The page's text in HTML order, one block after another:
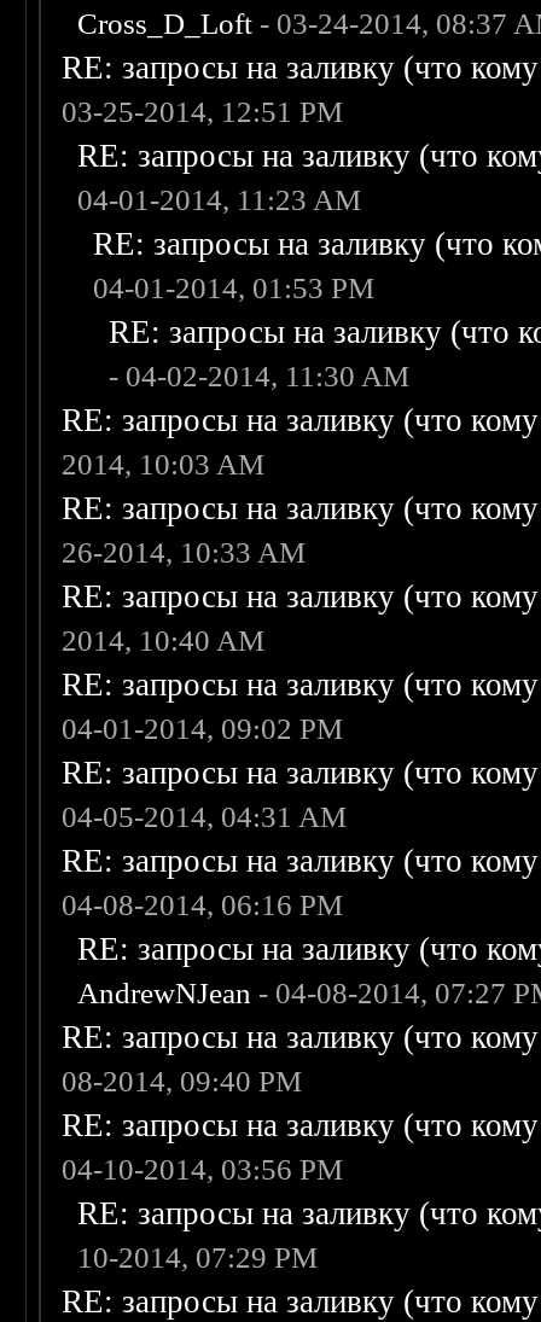
Cross_D_Loft - 03-24-2014, 08:37
RE: запросы на заливку (что
03-25-2014, 12:51 PM
RE: запросы на заливку (что
04-01-2014, 11:23 AM
RE: запросы на заливку (что
04-01-2014, 01:53 PM
RE: запросы на заливку (что
- 04-02-2014, 11:30 AM
RE: запросы на заливку (что
2014, 10:03 AM
RE: запросы на заливку (что
26-2014, 10:33 AM
RE: запросы на заливку (что
2014, 10:40 AM
RE: запросы на заливку (что
04-01-2014, 09:02 PM
RE: запросы на заливку (что
04-05-2014, 04:31 AM
RE: запросы на заливку (что
04-08-2014, 06:16 PM
RE: запросы на заливку (что
AndrewNJean - 04-08-2014, 07:27
RE: запросы на заливку (что
08-2014, 09:40 PM
RE: запросы на заливку (что
04-10-2014, 03:56 PM
RE: запросы на заливку (что
10-2014, 07:29 PM
RE: запросы на заливку (что